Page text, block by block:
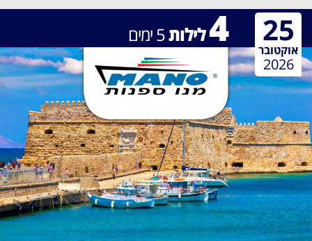
4לילות5ימים 25
אוקטובר
2026